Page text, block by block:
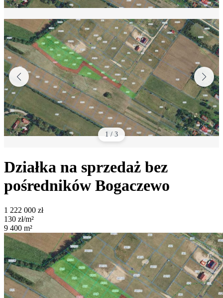
1 / 3
Działka na sprzedaż bez
pośredników Bogaczewo
1 222 000 zł
130 zł/m²
9 400 m²